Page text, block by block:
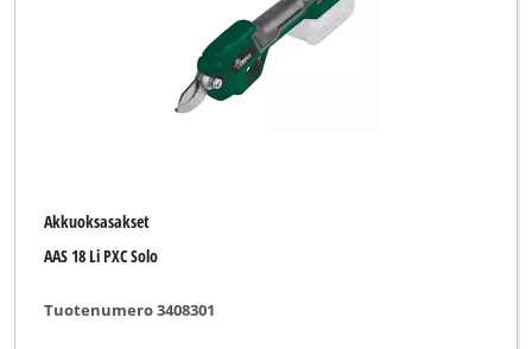
Akkuoksasakset
AAS 18 Li PXC Solo
Tuotenumero 3408301